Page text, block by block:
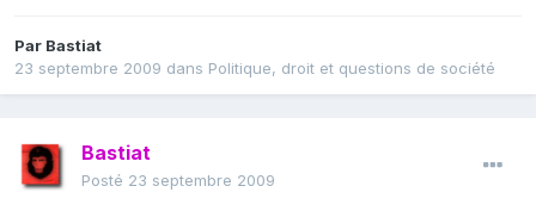
Par Bastiat
23 septembre 2009 dans Politique, droit et questions de société
Bastiat
Posté 23 septembre 2009